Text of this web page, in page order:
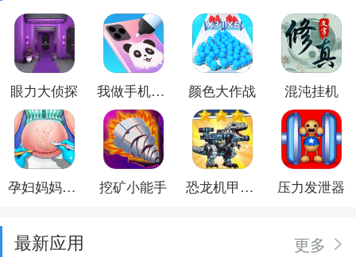
眼力大侦探 我做手机壳特好看 颜色大作战 混沌挂机
孕妇妈妈日记 挖矿小能手 恐龙机甲射手 压力发泄器
最新应用 更多